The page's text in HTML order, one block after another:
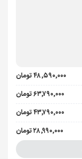
۴۸٬۵۹۰٬۰۰۰ تومان
۶۳٬۷۹۰٬۰۰۰ تومان
۴۳٬۷۹۰٬۰۰۰ تومان
۲۸٬۹۹۰٬۰۰۰ تومان